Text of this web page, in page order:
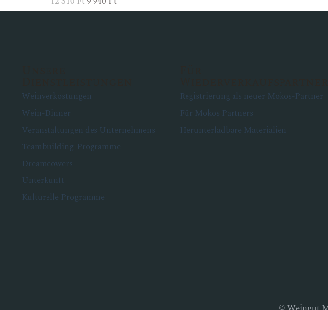
Weinverkostungen
Wein-Dinner
Veranstaltungen des Unternehmens
Teambuilding-Programme
Dreamcowers
Unterkunft
Kulturelle Programme
Registrierung als neuer Mokos-Partner
Für Mokos Partners
Herunterladbare Materialien